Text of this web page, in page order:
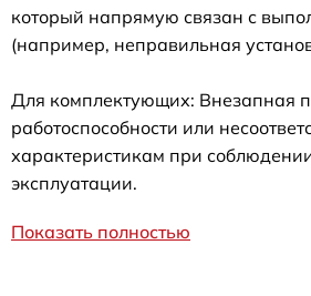
который напрямую связан с
(например, неправильная
Для комплектующих: Внезапная
работоспособности или
характеристикам при
эксплуатации.
Показать полностью